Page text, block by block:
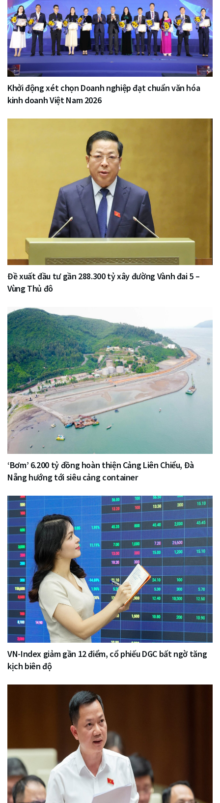
Khởi động xét chọn Doanh nghiệp đạt chuẩn văn hóa
kinh doanh Việt Nam 2026
Đề xuất đầu tư gần 288.300 tỷ xây đường Vành đai 5 –
Vùng Thủ đô
‘Bơm’ 6.200 tỷ đồng hoàn thiện Cảng Liên Chiểu, Đà
Nẵng hướng tới siêu cảng container
VN-Index giảm gần 12 điểm, cổ phiếu DGC bất ngờ tăng
kịch biên độ